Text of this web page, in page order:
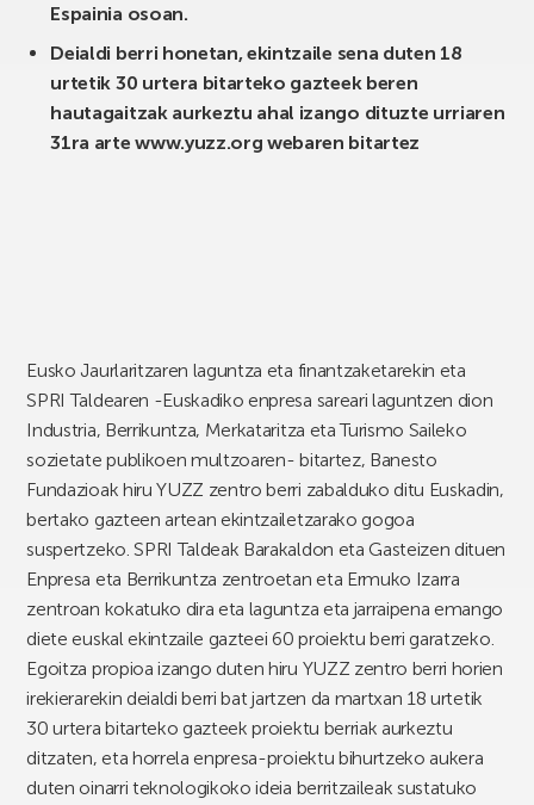
Espainia osoan.
Deialdi berri honetan, ekintzaile sena duten 18
urtetik 30 urtera bitarteko gazteek beren
hautagaitzak aurkeztu ahal izango dituzte urriaren
31ra arte www.yuzz.org webaren bitartez
Eusko Jaurlaritzaren laguntza eta finantzaketarekin eta
SPRI Taldearen -Euskadiko enpresa sareari laguntzen dion
Industria, Berrikuntza, Merkataritza eta Turismo Saileko
sozietate publikoen multzoaren- bitartez, Banesto
Fundazioak hiru YUZZ zentro berri zabalduko ditu Euskadin,
bertako gazteen artean ekintzailetzarako gogoa
suspertzeko. SPRI Taldeak Barakaldon eta Gasteizen dituen
Enpresa eta Berrikuntza zentroetan eta Ermuko Izarra
zentroan kokatuko dira eta laguntza eta jarraipena emango
diete euskal ekintzaile gazteei 60 proiektu berri garatzeko.
Egoitza propioa izango duten hiru YUZZ zentro berri horien
irekierarekin deialdi berri bat jartzen da martxan 18 urtetik
30 urtera bitarteko gazteek proiektu berriak aurkeztu
ditzaten, eta horrela enpresa-proiektu bihurtzeko aukera
duten oinarri teknologikoko ideia berritzaileak sustatuko